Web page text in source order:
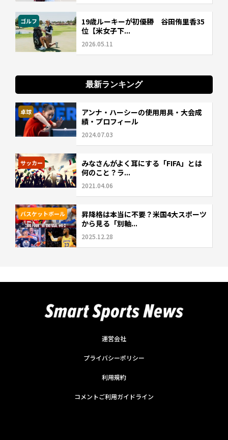
ゴルフ
19歳ルーキーが初優勝 谷田侑里香35
位【米女子下...
2026.05.11
最新ランキング
卓球
アンナ・ハーシーの使用用具・大会成
績・プロフィール
2024.07.03
サッカー
みなさんがよく耳にする「FIFA」とは
何のこと？ラ...
2021.04.06
バスケットボール
昇降格は本当に不要？米国4大スポーツ
から見る「別軸...
2025.12.28
運営会社
プライバシーポリシー
利用規約
コメントご利用ガイドライン